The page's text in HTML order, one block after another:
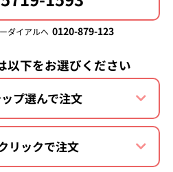
ダイアルへ 0120-879-123
以下をお選びください
プ選んで注文
リックで注文